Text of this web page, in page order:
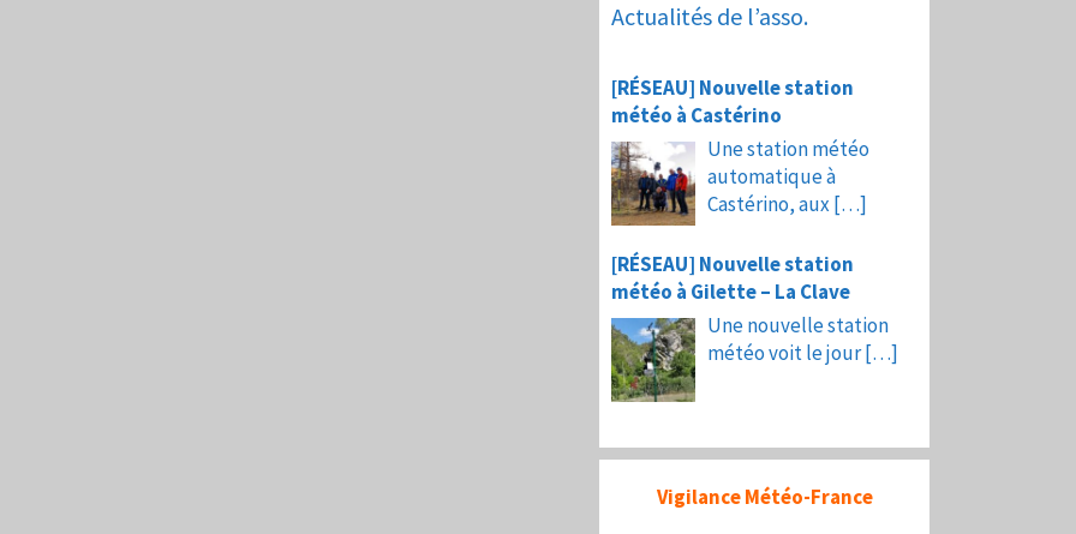
Actualités de l’asso.
[RÉSEAU] Nouvelle station
météo à Castérino
Une station météo
automatique à
Castérino, aux […]
[RÉSEAU] Nouvelle station
météo à Gilette – La Clave
Une nouvelle station
météo voit le jour[…]
Vigilance Météo-France